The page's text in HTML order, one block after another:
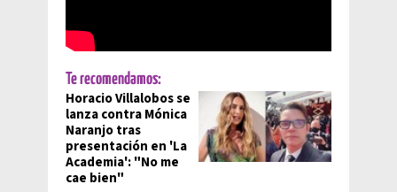
Te recomendamos:
Horacio Villalobos se
lanza contra Mónica
Naranjo tras
presentación en 'La
Academia': "No me
cae bien"